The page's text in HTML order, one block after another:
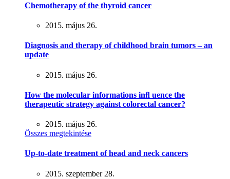
Chemotherapy of the thyroid cancer
2015. május 26.
Diagnosis and therapy of childhood brain tumors – an
update
2015. május 26.
How the molecular informations inﬂ uence the
therapeutic strategy against colorectal cancer?
2015. május 26.
Összes megtekintése
Up-to-date treatment of head and neck cancers
2015. szeptember 28.